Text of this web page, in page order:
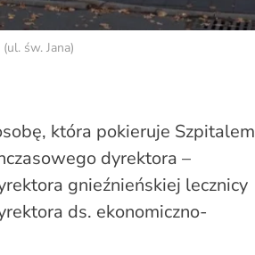
św. Jana)
która pokieruje Szpitalem
dyrektora –
gnieźnieńskiej lecznicy
ds. ekonomiczno-